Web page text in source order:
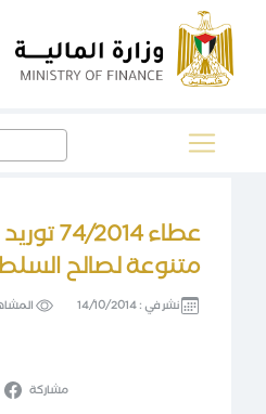
Search
for:
عطاء 74/
متنوعة لصالح
نشر في :14/10/2014
مشاركة